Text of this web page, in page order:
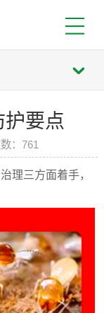
要点
：761
理三方面着手，